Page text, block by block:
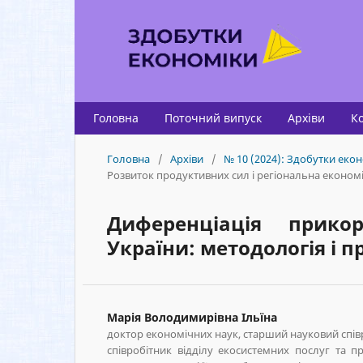
Головна Поточний випуск Архіви
Головна / Архіви /
№ 10 (2024): Здобутки
Розвиток продуктивних сил і регіональна
Диференціація
України: методологія і
Марія Володимирівна Ільїна
доктор економічних наук, старший науковий
співробітник відділу екосистемних послуг та